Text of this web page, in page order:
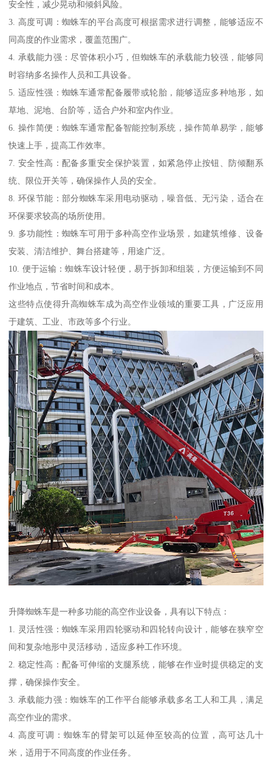
安全性，减少晃动和倾斜风险。
3. 高度可调：蜘蛛车的平台高度可根据需求进行调整，能够适应不
同高度的作业需求，覆盖范围广。
4. 承载能力强：尽管体积小巧，但蜘蛛车的承载能力较强，能够同
时容纳多名操作人员和工具设备。
5. 适应性强：蜘蛛车通常配备履带或轮胎，能够适应多种地形，如
草地、泥地、台阶等，适合户外和室内作业。
6. 操作简便：蜘蛛车通常配备智能控制系统，操作简单易学，能够
快速上手，提高工作效率。
7. 安全性高：配备多重安全保护装置，如紧急停止按钮、防倾翻系
统、限位开关等，确保操作人员的安全。
8. 环保节能：部分蜘蛛车采用电动驱动，噪音低、无污染，适合在
环保要求较高的场所使用。
9. 多功能性：蜘蛛车可用于多种高空作业场景，如建筑维修、设备
安装、清洁维护、舞台搭建等，用途广泛。
10. 便于运输：蜘蛛车设计轻便，易于拆卸和组装，方便运输到不同
作业地点，节省时间和成本。
这些特点使得升高蜘蛛车成为高空作业领域的重要工具，广泛应用
于建筑、工业、市政等多个行业。
升降蜘蛛车是一种多功能的高空作业设备，具有以下特点：
1. 灵活性强：蜘蛛车采用四轮驱动和四轮转向设计，能够在狭窄空
间和复杂地形中灵活移动，适应多种工作环境。
2. 稳定性高：配备可伸缩的支腿系统，能够在作业时提供稳定的支
撑，确保操作安全。
3. 承载能力强：蜘蛛车的工作平台能够承载多名工人和工具，满足
高空作业的需求。
4. 高度可调：蜘蛛车的臂架可以延伸至较高的位置，高可达几十
米，适用于不同高度的作业任务。